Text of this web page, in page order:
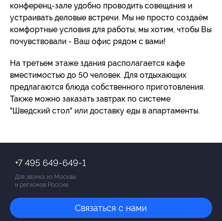
конференц-зале удобно проводить совещания и
устраивать деловые встречи. Мы не просто создаём
комфортные условия для работы, мы хотим, чтобы Вы
почувствовали - Ваш офис рядом с вами!
На третьем этаже здания располагается кафе
вместимостью до 50 человек. Для отдыхающих
предлагаются блюда собственного приготовления.
Также можно заказать завтрак по системе
"Шведский стол" или доставку еды в апартаменты.
+7 495 649-649-1
Для звонка из Москвы
и регионов России
Связаться с нами